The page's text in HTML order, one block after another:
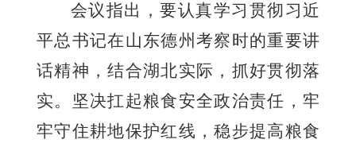
会议指出，要认真学习贯彻习近
平总书记在山东德州考察时的重要讲
话精神，结合湖北实际，抓好贯彻落
实。坚决扛起粮食安全政治责任，牢
牢守住耕地保护红线，稳步提高粮食